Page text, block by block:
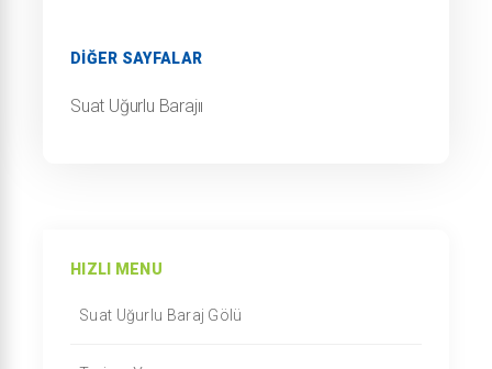
DIĞER SAYFALAR
Suat Uğurlu Barajıı
HIZLI MENU
Suat Uğurlu Baraj Gölü